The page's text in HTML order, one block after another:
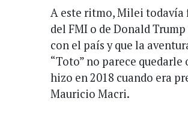
A este ritmo, Milei todavía
del FMI o de Donald
con el país y que la
“Toto” no parece
hizo en 2018 cuando era
Mauricio Macri.